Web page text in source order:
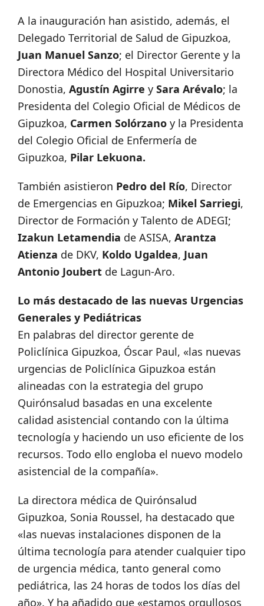
A la inauguración han asistido, además, el
Delegado Territorial de Salud de Gipuzkoa,
Juan Manuel Sanzo; el Director Gerente y la
Directora Médico del Hospital Universitario
Donostia, Agustín Agirre y Sara Arévalo; la
Presidenta del Colegio Oficial de Médicos de
Gipuzkoa, Carmen Solórzano y la Presidenta
del Colegio Oficial de Enfermería de
Gipuzkoa, Pilar Lekuona.
También asistieron Pedro del Río, Director
de Emergencias en Gipuzkoa; Mikel Sarriegi,
Director de Formación y Talento de ADEGI;
Izakun Letamendia de ASISA, Arantza
Atienza de DKV, Koldo Ugaldea, Juan
Antonio Joubert de Lagun-Aro.
Lo más destacado de las nuevas Urgencias
Generales y Pediátricas
En palabras del director gerente de
Policlínica Gipuzkoa, Óscar Paul, «las nuevas
urgencias de Policlínica Gipuzkoa están
alineadas con la estrategia del grupo
Quirónsalud basadas en una excelente
calidad asistencial contando con la última
tecnología y haciendo un uso eficiente de los
recursos. Todo ello engloba el nuevo modelo
asistencial de la compañía».
La directora médica de Quirónsalud
Gipuzkoa, Sonia Roussel, ha destacado que
«las nuevas instalaciones disponen de la
última tecnología para atender cualquier tipo
de urgencia médica, tanto general como
pediátrica, las 24 horas de todos los días del
año». Y ha añadido que «estamos orgullosos